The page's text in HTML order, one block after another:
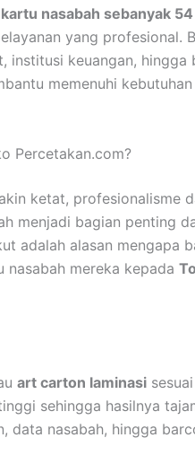
kartu nasabah sebanyak
yang profesional.
institusi keuangan, hingga
memenuhi
Percetakan.com?
ketat, profesionalisme
menjadi bagian penting
adalah alasan mengapa
mereka kepada
art carton laminasi sesuai
sehingga hasilnya
data nasabah, hingga